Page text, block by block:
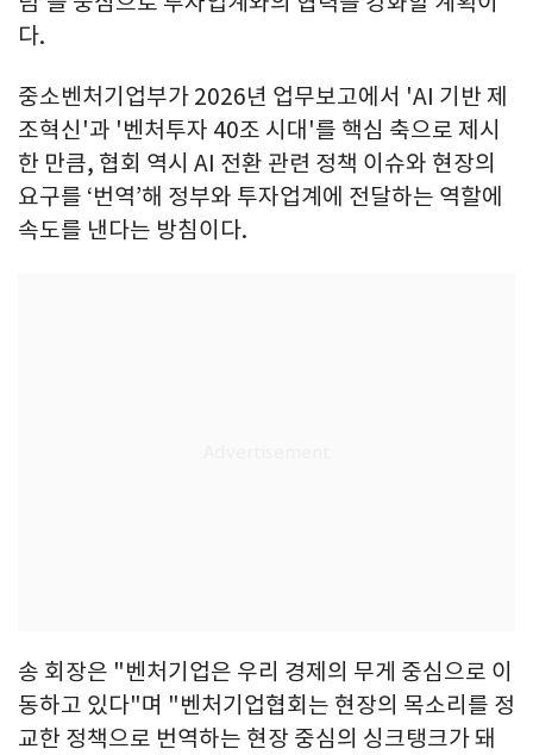
다.
중소벤처기업부가 2026년 업무보고에서 'AI 기반 제
조혁신'과 '벤처투자 40조 시대'를 핵심 축으로 제시
한 만큼, 협회 역시 AI 전환 관련 정책 이슈와 현장의
요구를 ‘번역’해 정부와 투자업계에 전달하는 역할에
속도를 낸다는 방침이다.
송 회장은 "벤처기업은 우리 경제의 무게 중심으로 이
동하고 있다"며 "벤처기업협회는 현장의 목소리를 정
교한 정책으로 번역하는 현장 중심의 싱크탱크가 돼